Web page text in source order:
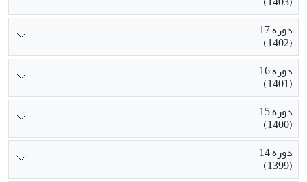
دوره 17
(1402)
دوره 16
(1401)
دوره 15
(1400)
دوره 14
(1399)